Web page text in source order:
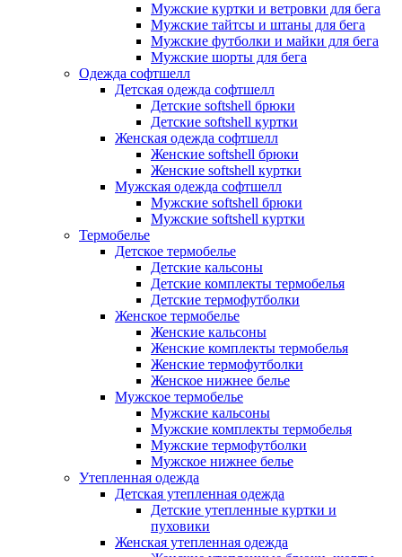
Мужские куртки и ветровки для бега
Мужские тайтсы и штаны для бега
Мужские футболки и майки для бега
Мужские шорты для бега
Одежда софтшелл
Детская одежда софтшелл
Детские softshell брюки
Детские softshell куртки
Женская одежда софтшелл
Женские softshell брюки
Женские softshell куртки
Мужская одежда софтшелл
Мужские softshell брюки
Мужские softshell куртки
Термобелье
Детское термобелье
Детские кальсоны
Детские комплекты термобелья
Детские термофутболки
Женское термобелье
Женские кальсоны
Женские комплекты термобелья
Женские термофутболки
Женское нижнее белье
Мужское термобелье
Мужские кальсоны
Мужские комплекты термобелья
Мужские термофутболки
Мужское нижнее белье
Утепленная одежда
Детская утепленная одежда
Детские утепленные куртки и
пуховики
Женская утепленная одежда